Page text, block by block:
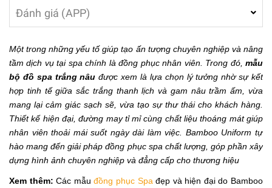
Đánh giá (APP)
Một trong những yếu tố giúp tạo ấn tượng chuyên nghiệp và nâng
tầm dịch vụ tại spa chính là đồng phục nhân viên. Trong đó, mẫu
bộ đồ spa trắng nâu được xem là lựa chọn lý tưởng nhờ sự kết
hợp tinh tế giữa sắc trắng thanh lịch và gam nâu trầm ấm, vừa
mang lại cảm giác sạch sẽ, vừa tạo sự thư thái cho khách hàng.
Thiết kế hiện đại, đường may tỉ mỉ cùng chất liệu thoáng mát giúp
nhân viên thoải mái suốt ngày dài làm việc. Bamboo Uniform tự
hào mang đến giải pháp đồng phục spa chất lượng, góp phần xây
dựng hình ảnh chuyên nghiệp và đẳng cấp cho thương hiệu
Xem thêm: Các mẫuđồng phục Spa đẹp và hiện đại do Bamboo